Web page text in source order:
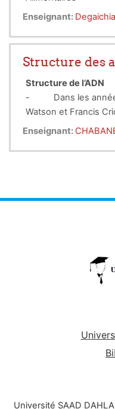
Enseignant:
Structure des
Structure de l’ADN
- Dans les
Watson et Francis
structure fine de la
moléculaires de
par une séquence
- un acide
Enseignant:
Université SAAD